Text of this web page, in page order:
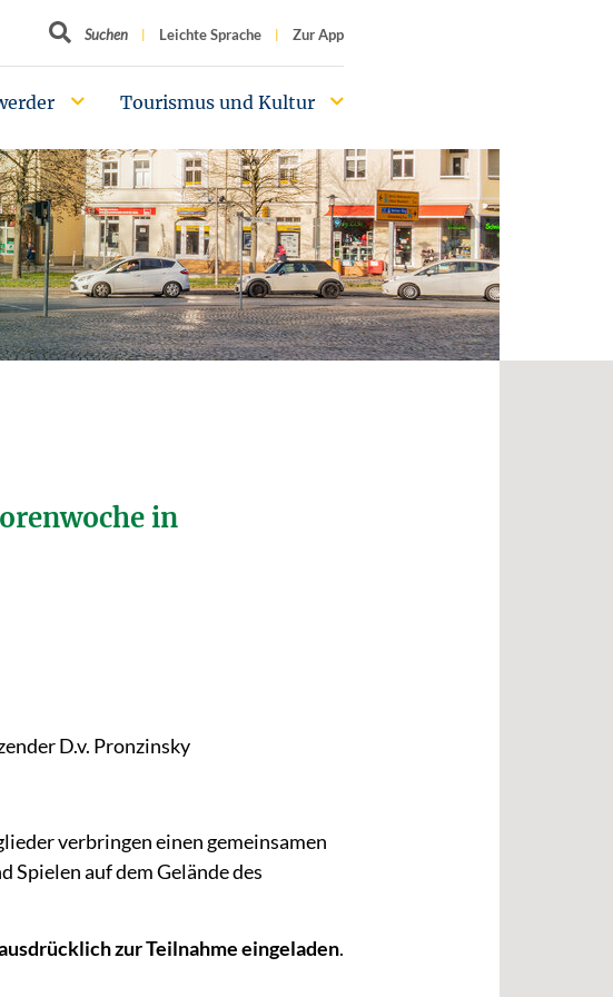
Suchbegriff
Suchen Leichte Sprache Zur App
Tourismus und Kultur
in
D.v. Pronzinsky
verbringen einen gemeinsamen
auf dem Gelände des
zur Teilnahme eingeladen.